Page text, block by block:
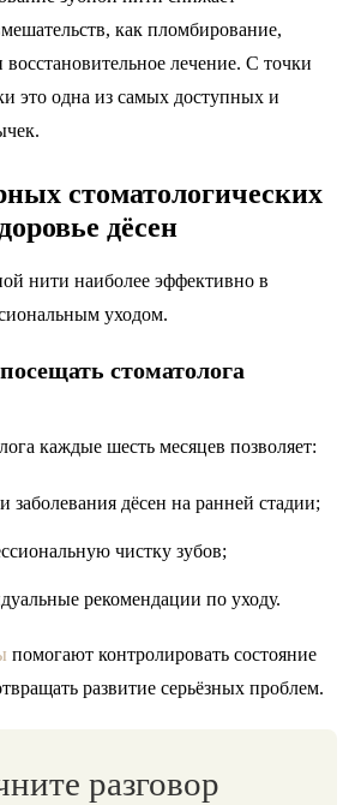
как пломбирование,
восстановительное лечение. С точки
это одна из самых доступных и
стоматологических
дёсен
нити наиболее эффективно в
уходом.
стоматолога
каждые шесть месяцев позволяет:
и заболевания дёсен на ранней стадии;
чистку зубов;
рекомендации по уходу.
помогают контролировать состояние
развитие серьёзных проблем.
разговор